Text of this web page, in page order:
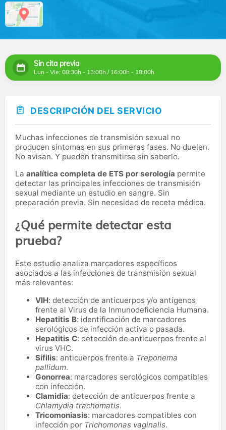
Sin cita previa
Lun - Vie: 08:30h - 13:00h / 16:00h - 18:00h
DESCRIPCIÓN DEL SERVICIO
Muchas infecciones de transmisión sexual no
producen síntomas en sus primeras fases. No duelen.
No avisan. Y pueden transmitirse sin saberlo.
La analítica completa de ETS por serología permite
detectar las principales infecciones de transmisión
sexual mediante un estudio en sangre. Sin
preparación previa. Sin necesidad de receta médica.
¿Qué permite detectar esta
prueba?
Este estudio analiza marcadores específicos
asociados a las infecciones de transmisión sexual
más relevantes:
VIH: detección de anticuerpos y/o antígenos
frente al Virus de la Inmunodeficiencia Humana.
Hepatitis B: identificación de marcadores
serológicos de infección activa o pasada.
Hepatitis C: detección de anticuerpos frente al
virus VHC.
Sífilis: anticuerpos frente a Treponema
pallidum.
Gonorrea: marcadores serológicos compatibles
con infección.
Clamidia: detección de anticuerpos frente a
Chlamydia trachomatis.
Tricomoniasis: marcadores compatibles con
infección por Trichomonas vaginalis.